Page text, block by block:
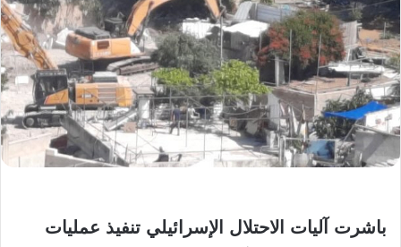
باشرت آليات الاحتلال الإسرائيلي تنفيذ عمليات